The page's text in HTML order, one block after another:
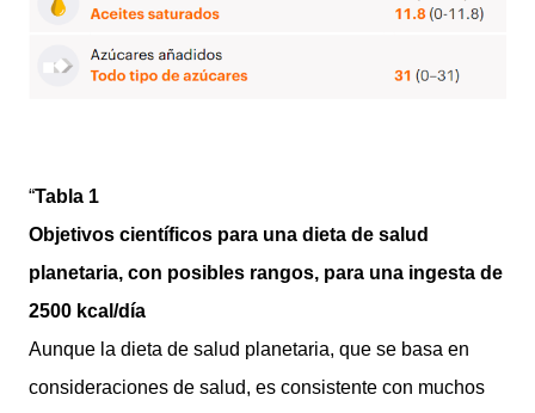
“Tabla 1
Objetivos científicos para una dieta de salud
planetaria, con posibles rangos, para una ingesta de
2500 kcal/día
Aunque la dieta de salud planetaria, que se basa en
consideraciones de salud, es consistente con muchos